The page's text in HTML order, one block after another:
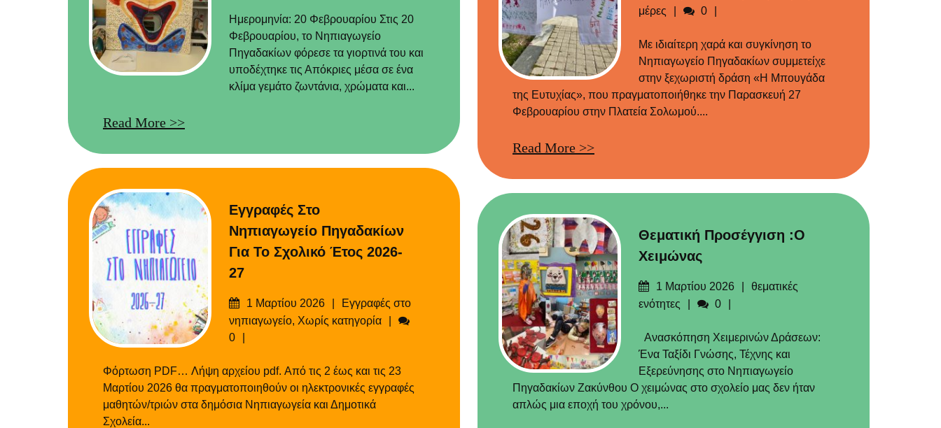
Ημερομηνία: 20 Φεβρουαρίου Στις 20
Φεβρουαρίου, το Νηπιαγωγείο
Πηγαδακίων φόρεσε τα γιορτινά του και
υποδέχτηκε τις Απόκριες μέσα σε ένα
κλίμα γεμάτο ζωντάνια, χρώματα και...
Read More >>
στις
μέρες
Σχόλια
0
Με ιδιαίτερη χαρά και συγκίνηση το
Νηπιαγωγείο Πηγαδακίων συμμετείχε
στην ξεχωριστή δράση «Η Μπουγάδα
της Ευτυχίας», που πραγματοποιήθηκε την Παρασκευή 27
Φεβρουαρίου στην Πλατεία Σολωμού....
Read More >>
Εγγραφές Στο
Νηπιαγωγείο Πηγαδακίων
Για Το Σχολικό Έτος 2026-
27
Δημοσιεύτηκε
στις
1 Μαρτίου 2026 Categories
Εγγραφές στο
νηπιαγωγείο, Χωρίς κατηγορία
0
Φόρτωση PDF… Λήψη αρχείου pdf. Από τις 2 έως και τις 23
Μαρτίου 2026 θα πραγματοποιηθούν οι ηλεκτρονικές εγγραφές
μαθητών/τριών στα δημόσια Νηπιαγωγεία και Δημοτικά
Σχολεία...
Θεματική Προσέγγιση :Ο
Χειμώνας
Δημοσιεύτηκε
στις
1 Μαρτίου 2026 Categories
θεματικές
ενότητες
Σχόλια
0
Ανασκόπηση Χειμερινών Δράσεων:
Ένα Ταξίδι Γνώσης, Τέχνης και
Εξερεύνησης στο Νηπιαγωγείο
Πηγαδακίων Ζακύνθου Ο χειμώνας στο σχολείο μας δεν ήταν
απλώς μια εποχή του χρόνου,...